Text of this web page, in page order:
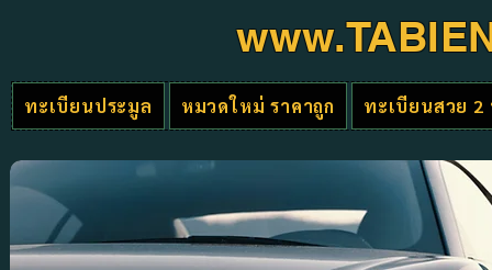
ทะเบียนประมูล หมวดใหม่ ราคาถูก ทะเบียนสวย 2